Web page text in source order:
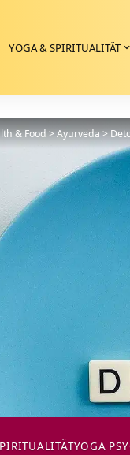
YOGA & SPIRITUALITÄT
& Food>Ayurveda>
YOGA